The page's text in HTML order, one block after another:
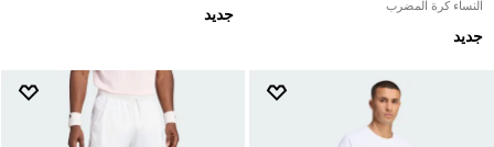
النساء كرة المضرب
جديد
جديد